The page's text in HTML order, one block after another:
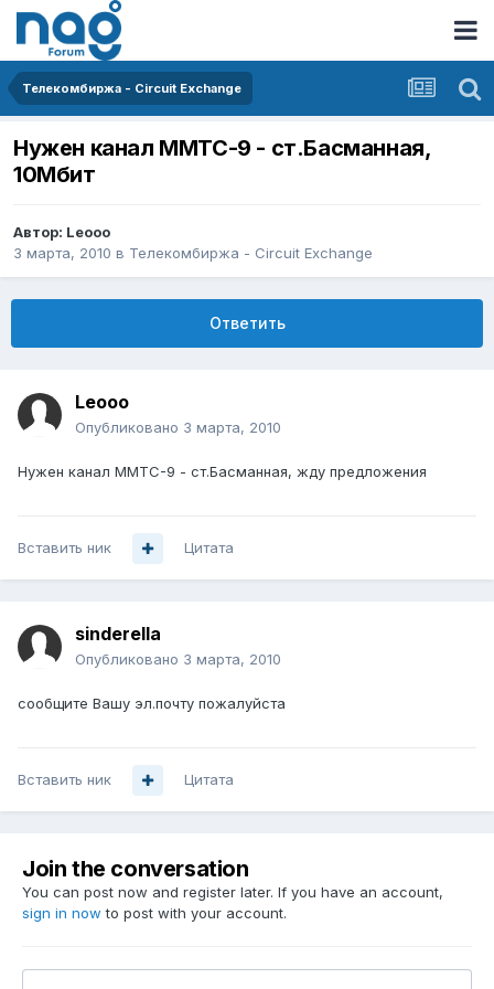
Телекомбиржа - Circuit Exchange
Нужен канал ММТС-9 - ст.Басманная,
10Мбит
Автор: Leooo
3 марта, 2010 в Телекомбиржа - Circuit Exchange
Ответить
Leooo
Опубликовано 3 марта, 2010
Нужен канал ММТС-9 - ст.Басманная, жду предложения
Вставить ник Цитата
sinderella
Опубликовано 3 марта, 2010
сообщите Вашу эл.почту пожалуйста
Вставить ник Цитата
Join the conversation
You can post now and register later. If you have an account,
sign in now to post with your account.